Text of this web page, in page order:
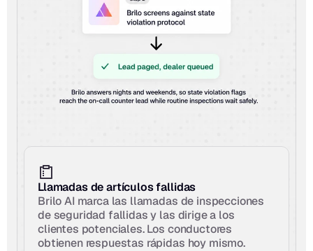
Llamadas de artículos fallidas
Brilo AI marca las llamadas de inspecciones
de seguridad fallidas y las dirige a los
clientes potenciales. Los conductores
obtienen respuestas rápidas hoy mismo.